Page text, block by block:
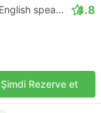
Daytrip private transfer with English speaking driver 4.8
Şimdi Rezerve et